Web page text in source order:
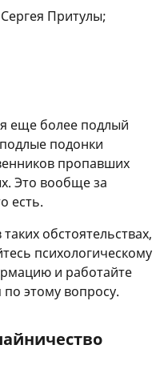
Притулы;
еще более подлый
подонки
пропавших
Это вообще за
есть.
обстоятельствах,
психологическому
и работайте
по этому вопросу.